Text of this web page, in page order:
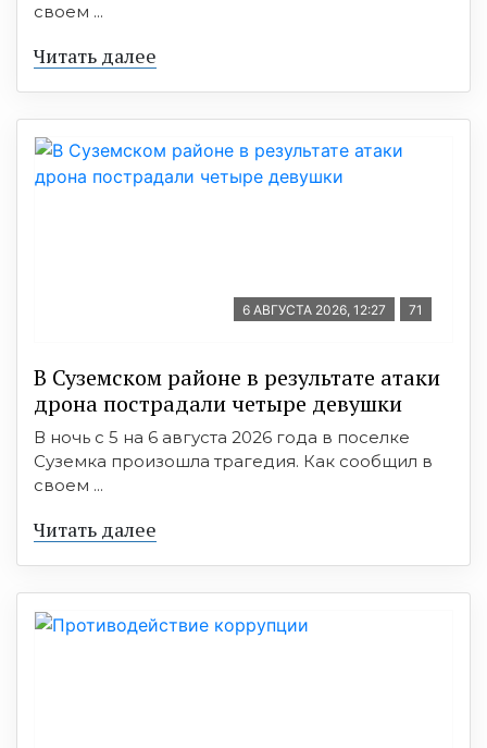
своем ...
Читать далее
6 АВГУСТА 2026, 12:27 71
В Суземском районе в результате атаки
дрона пострадали четыре девушки
В ночь с 5 на 6 августа 2026 года в поселке
Суземка произошла трагедия. Как сообщил в
своем ...
Читать далее